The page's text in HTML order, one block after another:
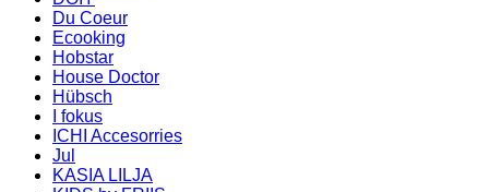
Du Coeur
Ecooking
Hobstar
House Doctor
Hübsch
I fokus
ICHI Accesorries
Jul
KASIA LILJA